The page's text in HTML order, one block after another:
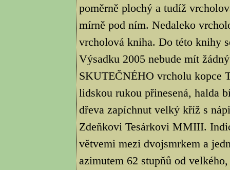
poměrně plochý a tudíž
mírně pod ním. Nedaleko
vrcholová kniha. Do této knihy
Výsadku 2005 nebude mít
SKUTEČNÉHO vrcholu kopce
lidskou rukou přinesená, halda
dřeva zapíchnut velký kříž s
Zdeňkovi Tesárkovi MMIII.
větvemi mezi dvojsmrkem a
azimutem 62 stupňů od